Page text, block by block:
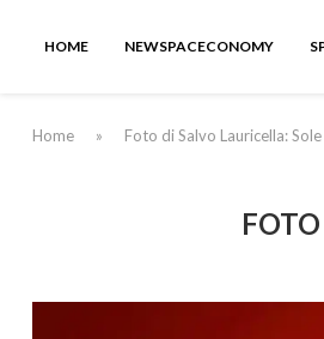
HOME NEWSPACECONOMY
Home » Foto di Salvo Lauricella: